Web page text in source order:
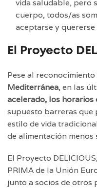
vida saludable, pero
cuerpo, todos/as
aceptarse y
El Proyecto
Pese al
Mediterránea, en las
acelerado, los horarios
supuesto barreras que
estilo de vida
de alimentación menos
El Proyecto
PRIMA de la Unión
junto a socios de otros